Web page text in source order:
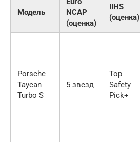
Модель
NCAP
(оценка)
IIHS
(оценка)
Porsche
Taycan
Turbo S
5 звезд
Top
Safety
Pick+